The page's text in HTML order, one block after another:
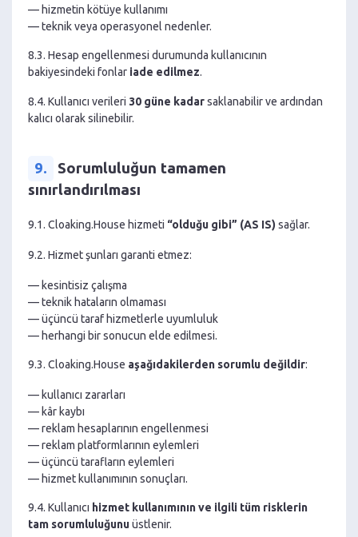
— hizmetin kötüye kullanımı
— teknik veya operasyonel nedenler.
8.3. Hesap engellenmesi durumunda kullanıcının
bakiyesindeki fonlar iade edilmez.
8.4. Kullanıcı verileri 30 güne kadarsaklanabilir ve ardından
kalıcı olarak silinebilir.
9.
Sorumluluğun tamamen
sınırlandırılması
9.1. Cloaking.House hizmeti “olduğu gibi” (AS IS) sağlar.
9.2. Hizmet şunları garanti etmez:
— kesintisiz çalışma
— teknik hataların olmaması
— üçüncü taraf hizmetlerle uyumluluk
— herhangi bir sonucun elde edilmesi.
9.3. Cloaking.House aşağıdakilerden sorumlu değildir:
— kullanıcı zararları
— kâr kaybı
— reklam hesaplarının engellenmesi
— reklam platformlarının eylemleri
— üçüncü tarafların eylemleri
— hizmet kullanımının sonuçları.
9.4. Kullanıcı hizmet kullanımının ve ilgili tüm risklerin
tam sorumluluğunuüstlenir.